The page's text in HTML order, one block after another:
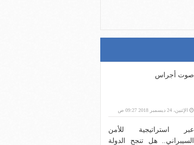
صوت أجراس
الإثنين، 24 ديسمبر 2018 09:27 ص
عبر استراتيجية للأمن
السيبراني.. هل تنجح الدولة